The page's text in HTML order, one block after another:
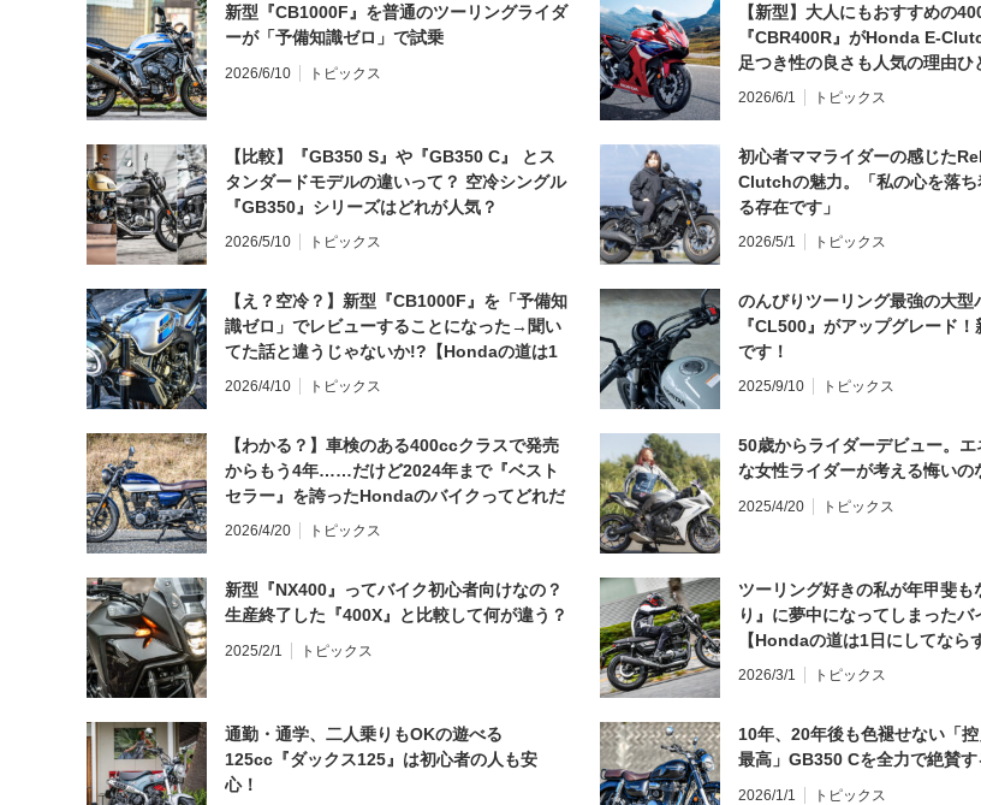
新型『CB1000F』を普通のツーリングライダ
ーが「予備知識ゼロ」で試乗
2026/6/10 トピックス
【新型】大人にもおすすめの
『CBR400R』がHonda E-
足つき性の良さも人気の理由ひ
2026/6/1 トピックス
【比較】『GB350 S』や『GB350 C』 とス
タンダードモデルの違いって？ 空冷シングル
『GB350』シリーズはどれが人気？
2026/5/10 トピックス
初心者ママライダーの感じた
Clutchの魅力。「私の心を落ち
る存在です」
2026/5/1 トピックス
【え？空冷？】新型『CB1000F』を「予備知
識ゼロ」でレビューすることになった→聞い
てた話と違うじゃないか!?【Hondaの道は1
日にしてならず／CB1000F ①第一印象 編】
2026/4/10 トピックス
のんびりツーリング最強の大型
『CL500』がアップグレード！
です！
2025/9/10 トピックス
【わかる？】車検のある400ccクラスで発売
からもう4年……だけど2024年まで『ベスト
セラー』を誇ったHondaのバイクってどれだ
と思う？
2026/4/20 トピックス
50歳からライダーデビュー。エ
な女性ライダーが考える悔いの
2025/4/20 トピックス
新型『NX400』ってバイク初心者向けなの？
生産終了した『400X』と比較して何が違う？
2025/2/1 トピックス
ツーリング好きの私が年甲斐も
り』に夢中になってしまったバ
【Hondaの道は1日にしてなら
インプレ・レビュー 前編】
2026/3/1 トピックス
通勤・通学、二人乗りもOKの遊べる
125cc『ダックス125』は初心者の人も安
心！
10年、20年後も色褪せない「
最高」GB350 Cを全力で絶賛す
2026/1/1 トピックス